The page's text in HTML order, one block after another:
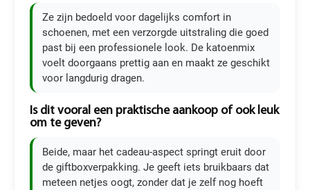
Ze zijn bedoeld voor dagelijks comfort in
schoenen, met een verzorgde uitstraling die goed
past bij een professionele look. De katoenmix
voelt doorgaans prettig aan en maakt ze geschikt
voor langdurig dragen.
Is dit vooral een praktische aankoop of ook leuk
om te geven?
Beide, maar het cadeau-aspect springt eruit door
de giftboxverpakking. Je geeft iets bruikbaars dat
meteen netjes oogt, zonder dat je zelf nog hoeft